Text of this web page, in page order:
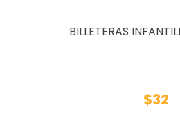
BILLETERAS
$32